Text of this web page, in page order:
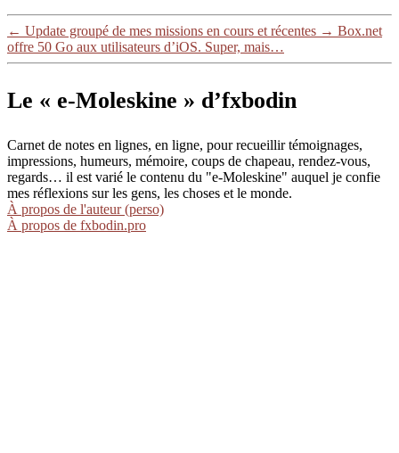
← Update groupé de mes missions en cours et récentes → Box.net
offre 50 Go aux utilisateurs d’iOS. Super, mais…
Le « e-Moleskine » d’fxbodin
Carnet de notes en lignes, en ligne, pour recueillir témoignages,
impressions, humeurs, mémoire, coups de chapeau, rendez-vous,
regards… il est varié le contenu du "e-Moleskine" auquel je confie
mes réflexions sur les gens, les choses et le monde.
À propos de l'auteur (perso)
À propos de fxbodin.pro